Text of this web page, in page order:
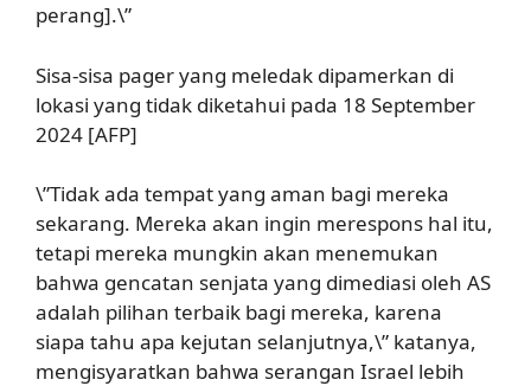
perang].\”
Sisa-sisa pager yang meledak dipamerkan di
lokasi yang tidak diketahui pada 18 September
2024 [AFP]
\”Tidak ada tempat yang aman bagi mereka
sekarang. Mereka akan ingin merespons hal itu,
tetapi mereka mungkin akan menemukan
bahwa gencatan senjata yang dimediasi oleh AS
adalah pilihan terbaik bagi mereka, karena
siapa tahu apa kejutan selanjutnya,\” katanya,
mengisyaratkan bahwa serangan Israel lebih